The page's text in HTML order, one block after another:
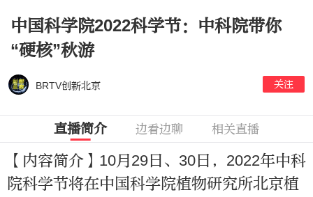
中国科学院2022科学节：中科院带你
“硬核”秋游
BRTV创新北京 关注
直播简介 边看边聊 相关直播
【内容简介】10月29日、30日，2022年中科
院科学节将在中国科学院植物研究所北京植